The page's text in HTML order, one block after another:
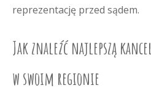
reprezentację przed sądem.
Jak znaleźć najlepszą
w swoim regionie